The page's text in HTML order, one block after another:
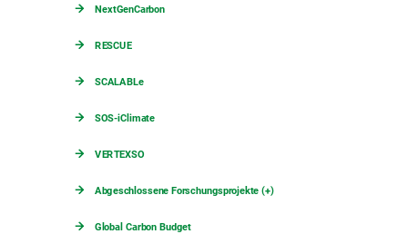
NextGenCarbon
RESCUE
SCALABLe
SOS-iClimate
VERTEXSO
Abgeschlossene Forschungsprojekte (+)
Global Carbon Budget